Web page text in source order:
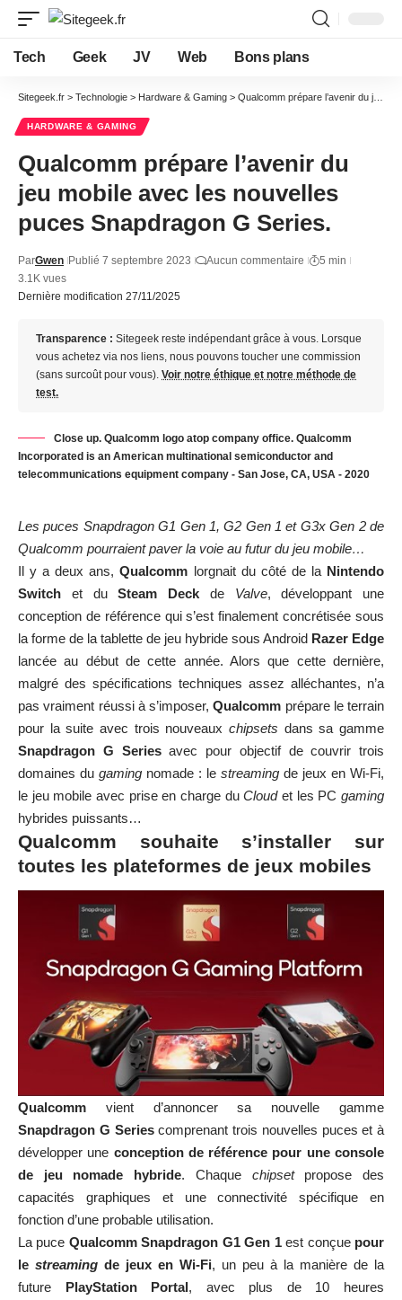
Tech Geek JV Web Bons plans
Sitegeek.fr > Technologie > Hardware & Gaming > Qualcomm prépare l’avenir du jeu mobile avec les nouvelles puces Snapdragon G Series.
HARDWARE & GAMING
Qualcomm prépare l’avenir du
jeu mobile avec les nouvelles
puces Snapdragon G Series.
Dernière modification 27/11/2025
ParGwen Publié 7 septembre 2023 Aucun commentaire
5 min
3.1K vues
Transparence : Sitegeek reste indépendant grâce à vous. Lorsque
vous achetez via nos liens, nous pouvons toucher une commission
(sans surcoût pour vous). Voir notre éthique et notre méthode de
test.
Close up. Qualcomm logo atop company office. Qualcomm
Incorporated is an American multinational semiconductor and
telecommunications equipment company - San Jose, CA, USA - 2020
Les puces Snapdragon G1 Gen 1, G2 Gen 1 et G3x Gen 2 de
Qualcomm pourraient paver la voie au futur du jeu mobile…
Il y a deux ans,Qualcomm lorgnait du côté de la Nintendo
Switch et duSteam Deck de Valve, développant une
conception de référence qui s’est finalement concrétisée sous
la forme de la tablette de jeu hybride sous Android Razer Edge
lancée au début de cette année. Alors que cette dernière,
malgré des spécifications techniques assez alléchantes, n’a
pas vraiment réussi à s’imposer,Qualcomm prépare le terrain
pour la suite avec trois nouveaux chipsets dans sa gamme
Snapdragon G Seriesavec pour objectif de couvrir trois
domaines du gaming nomade : le streaming de jeux en Wi-Fi,
le jeu mobile avec prise en charge duCloudet les PCgaming
hybrides puissants…
Qualcomm souhaite s’installer sur
toutes les plateformes de jeux mobiles
Qualcomm vient d’annoncer sa nouvelle gamme
Snapdragon G Seriescomprenant trois nouvelles puces et à
développer une conception de référence pour une console
de jeu nomade hybride. Chaque chipsetpropose des
capacités graphiques et une connectivité spécifique en
fonction d’une probable utilisation.
La puce Qualcomm Snapdragon G1 Gen 1est conçue pour
le streaming de jeux en Wi-Fi, un peu à la manière de la
future PlayStation Portal, avec plus de 10 heures